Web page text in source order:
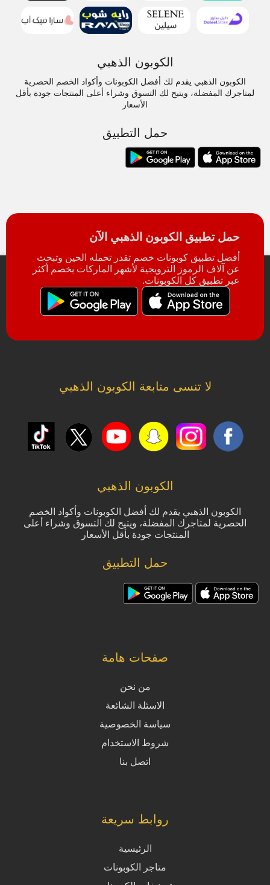
الكوبون الذهبي
الكوبون الذهبي يقدم لك أفضل الكوبونات وأكواد الخصم الحصرية
لمتاجرك المفضلة، ويتيح لك التسوق وشراء أعلى المنتجات جودة بأقل
الأسعار
حمل التطبيق
حمل تطبيق الكوبون الذهبي الآن
أفضل تطبيق كوبونات خصم تقدر تحمله الحين وتبحث
عن آلاف الرموز الترويجية لأشهر الماركات بخصم أكثر
عبر تطبيق كل الكوبونات.
لا تنسى متابعة الكوبون الذهبي
الكوبون الذهبي
الكوبون الذهبي يقدم لك أفضل الكوبونات وأكواد الخصم
الحصرية لمتاجرك المفضلة، ويتيح لك التسوق وشراء أعلى
المنتجات جودة بأقل الأسعار
حمل التطبيق
صفحات هامة
من نحن
الاسئلة الشائعة
سياسة الخصوصية
شروط الاستخدام
اتصل بنا
روابط سريعة
الرئيسية
متاجر الكوبونات